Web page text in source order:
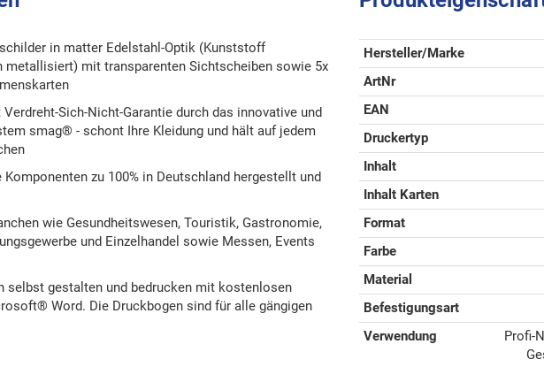
in matter Edelstahl-Optik (Kunststoff
metallisiert) mit transparenten Sichtscheiben sowie 5x
Sich-Nicht-Garantie durch das innovative und
smag® - schont Ihre Kleidung und hält auf jedem
Komponenten zu 100% in Deutschland hergestellt und
wie Gesundheitswesen, Touristik, Gastronomie,
und Einzelhandel sowie Messen, Events
selbst gestalten und bedrucken mit kostenlosen
Word. Die Druckbogen sind für alle gängigen
Hersteller/Marke
ArtNr
EAN
Druckertyp
Inhalt
Inhalt Karten
Format
Farbe
Material
Befestigungsart
Verwendung
Profi-